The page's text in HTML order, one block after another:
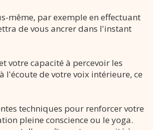
même, par exemple en effectuant
de vous ancrer dans l'instant
votre capacité à percevoir les
l'écoute de votre voix intérieure, ce
techniques pour renforcer votre
pleine conscience ou le yoga.